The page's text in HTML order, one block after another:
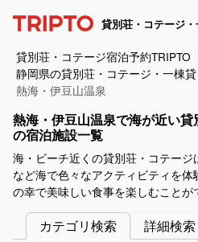
貸別荘・コテージ
貸別荘・コテージ宿泊予約TRIPTO
静岡県の貸別荘・コテージ・一棟
熱海・伊豆山温泉
熱海・伊豆山温泉で海が近い
の宿泊施設一覧
海・ビーチ近くの貸別荘・コテー
など海で色々なアクティビティを
の幸で美味しい食事を楽しむことが
カテゴリ検索
詳細検索